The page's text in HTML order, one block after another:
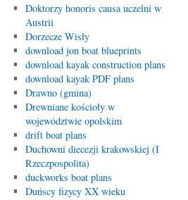
Doktorzy honoris causa uczelni w
Austrii
Dorzecze Wisły
download jon boat blueprints
download kayak construction plans
download kayak PDF plans
Drawno (gmina)
Drewniane kościoły w
województwie opolskim
drift boat plans
Duchowni diecezji krakowskiej (I
Rzeczpospolita)
duckworks boat plans
Duńscy fizycy XX wieku